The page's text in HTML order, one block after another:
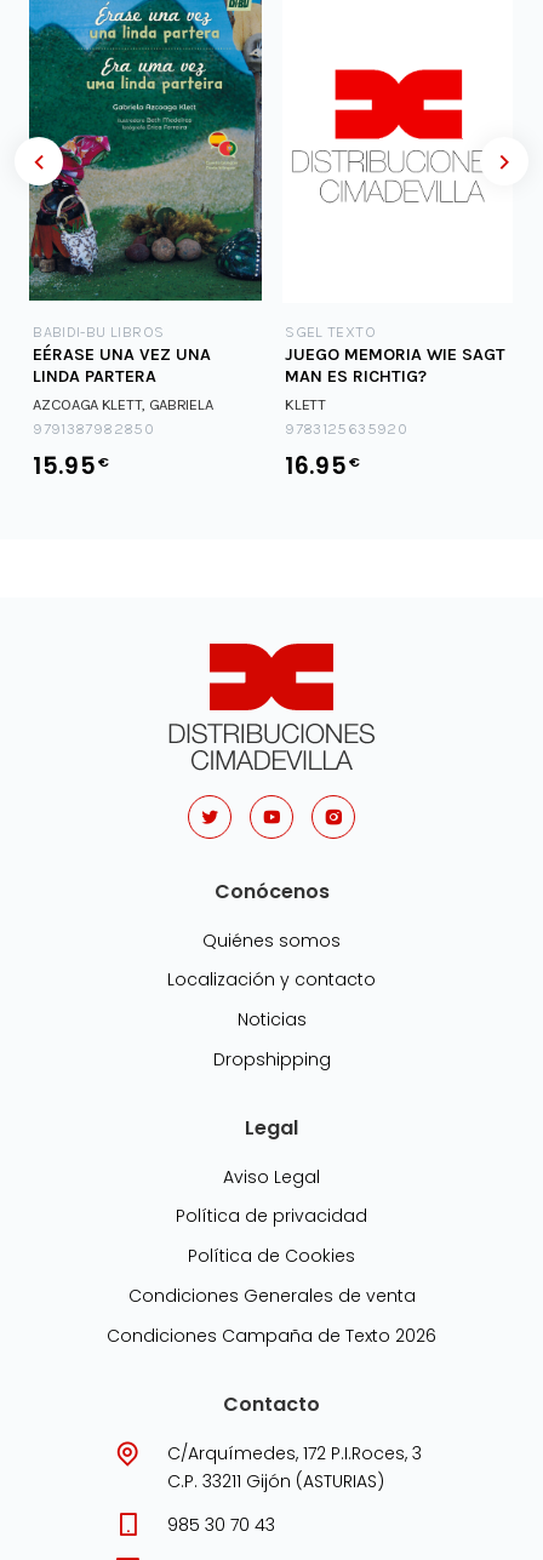
BABIDI-BU LIBROS
EÉRASE UNA VEZ UNA
LINDA PARTERA
AZCOAGA KLETT, GABRIELA
9791387982850
15.95€
SGEL TEXTO
JUEGO MEMORIA WIE SAGT
MAN ES RICHTIG?
KLETT
9783125635920
16.95€
Conócenos
Quiénes somos
Localización y contacto
Noticias
Dropshipping
Legal
Aviso Legal
Política de privacidad
Política de Cookies
Condiciones Generales de venta
Condiciones Campaña de Texto 2026
Contacto
C/Arquímedes, 172 P.I.Roces, 3
C.P. 33211 Gijón (ASTURIAS)
985 30 70 43